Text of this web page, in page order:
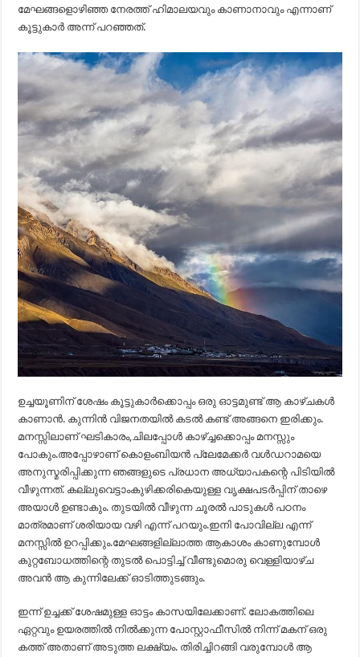
മേഘങ്ങളൊഴിഞ്ഞ നേരത്ത് ഹിമാലയവും കാണാനാവും എന്നാണ്
കൂട്ടുകാർ അന്ന് പറഞ്ഞത്.
ഉച്ചയൂണിന് ശേഷം കൂട്ടുകാർക്കൊപ്പം ഒരു ഓട്ടമുണ്ട് ആ കാഴ്ചകൾ
കാണാൻ. കുന്നിൻ വിജനതയിൽ കടൽ കണ്ട് അങ്ങനെ ഇരിക്കും.
മനസ്സിലാണ് ഘടികാരം,ചിലപ്പോൾ കാഴ്ച്ചക്കൊപ്പം മനസ്സും
പോകും.അപ്പോഴാണ്‌ കൊളംബിയൻ പ്ലേമേക്കർ വൾഡറാമയെ
അനുസ്മരിപ്പിക്കുന്ന ഞങ്ങളുടെ പ്രധാന അധ്യാപകന്റെ പിടിയിൽ
വീഴുന്നത്. കല്ലുവെട്ടാംകുഴിക്കരികെയുള്ള വൃക്ഷപടർപ്പിന് താഴെ
അയാൾ ഉണ്ടാകും. തുടയിൽ വീഴുന്ന ചൂരൽ പാടുകൾ പഠനം
മാത്രമാണ് ശരിയായ വഴി എന്ന് പറയും.ഇനി പോവില്ല എന്ന്
മനസ്സിൽ ഉറപ്പിക്കും.മേഘങ്ങളില്ലാത്ത ആകാശം കാണുമ്പോൾ
കുറ്റബോധത്തിന്റെ തുടൽ പൊട്ടിച്ച് വീണ്ടുമൊരു വെള്ളിയാഴ്ച
അവൻ ആ കുന്നിലേക്ക് ഓടിത്തുടങ്ങും.
ഇന്ന് ഉച്ചക്ക് ശേഷമുള്ള ഓട്ടം കാസയിലേക്കാണ്. ലോകത്തിലെ
ഏറ്റവും ഉയരത്തിൽ നിൽക്കുന്ന പോസ്റ്റാഫീസിൽ നിന്ന് മകന് ഒരു
കത്ത് അതാണ് അടുത്ത ലക്ഷ്യം. തിരിച്ചിറങ്ങി വരുമ്പോൾ ആ